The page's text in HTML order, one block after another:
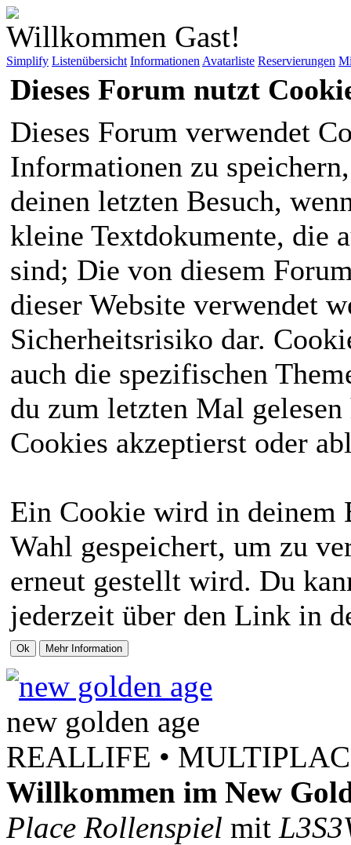
Willkommen Gast!
Simplify Listenübersicht Informationen Avatarliste Reservierungen
Dieses Forum nutzt
Dieses Forum verwendet
Informationen zu
deinen letzten Besuch,
kleine Textdokumente, die
sind; Die von diesem
dieser Website verwendet
Sicherheitsrisiko dar.
auch die spezifischen
du zum letzten Mal
Cookies akzeptierst oder
Ein Cookie wird in deinem
Wahl gespeichert, um zu
erneut gestellt wird. Du
jederzeit über den Link in
new golden age
REALLIFE •
Willkommen im New
Place Rollenspiel mit